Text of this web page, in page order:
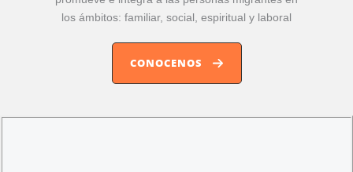
los ámbitos: familiar, social, espiritual y laboral
CONOCENOS